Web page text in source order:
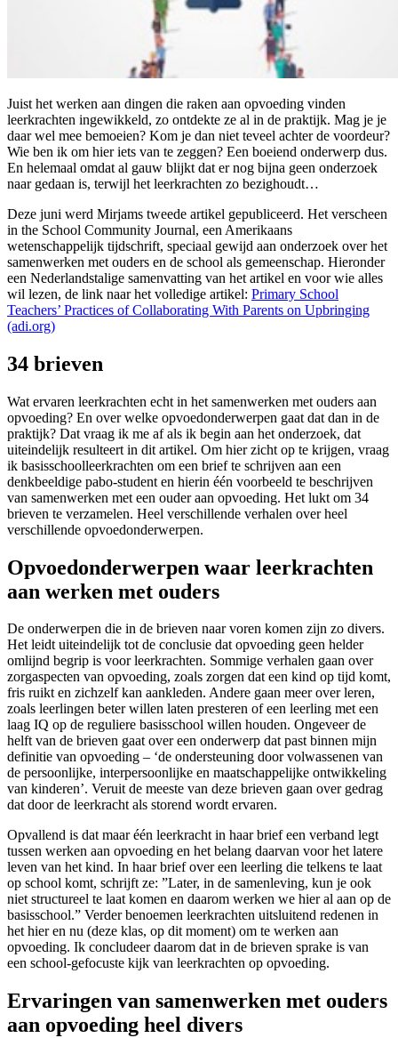
Juist het werken aan dingen die raken aan opvoeding vinden
leerkrachten ingewikkeld, zo ontdekte ze al in de praktijk. Mag je je
daar wel mee bemoeien? Kom je dan niet teveel achter de voordeur?
Wie ben ik om hier iets van te zeggen? Een boeiend onderwerp dus.
En helemaal omdat al gauw blijkt dat er nog bijna geen onderzoek
naar gedaan is, terwijl het leerkrachten zo bezighoudt…
Deze juni werd Mirjams tweede artikel gepubliceerd. Het verscheen
in the School Community Journal, een Amerikaans
wetenschappelijk tijdschrift, speciaal gewijd aan onderzoek over het
samenwerken met ouders en de school als gemeenschap. Hieronder
een Nederlandstalige samenvatting van het artikel en voor wie alles
wil lezen, de link naar het volledige artikel: Primary School
Teachers’ Practices of Collaborating With Parents on Upbringing
(adi.org)
34 brieven
Wat ervaren leerkrachten echt in het samenwerken met ouders aan
opvoeding? En over welke opvoedonderwerpen gaat dat dan in de
praktijk? Dat vraag ik me af als ik begin aan het onderzoek, dat
uiteindelijk resulteert in dit artikel. Om hier zicht op te krijgen, vraag
ik basisschoolleerkrachten om een brief te schrijven aan een
denkbeeldige pabo-student en hierin één voorbeeld te beschrijven
van samenwerken met een ouder aan opvoeding. Het lukt om 34
brieven te verzamelen. Heel verschillende verhalen over heel
verschillende opvoedonderwerpen.
Opvoedonderwerpen waar leerkrachten
aan werken met ouders
De onderwerpen die in de brieven naar voren komen zijn zo divers.
Het leidt uiteindelijk tot de conclusie dat opvoeding geen helder
omlijnd begrip is voor leerkrachten. Sommige verhalen gaan over
zorgaspecten van opvoeding, zoals zorgen dat een kind op tijd komt,
fris ruikt en zichzelf kan aankleden. Andere gaan meer over leren,
zoals leerlingen beter willen laten presteren of een leerling met een
laag IQ op de reguliere basisschool willen houden. Ongeveer de
helft van de brieven gaat over een onderwerp dat past binnen mijn
definitie van opvoeding – ‘de ondersteuning door volwassenen van
de persoonlijke, interpersoonlijke en maatschappelijke ontwikkeling
van kinderen’. Veruit de meeste van deze brieven gaan over gedrag
dat door de leerkracht als storend wordt ervaren.
Opvallend is dat maar één leerkracht in haar brief een verband legt
tussen werken aan opvoeding en het belang daarvan voor het latere
leven van het kind. In haar brief over een leerling die telkens te laat
op school komt, schrijft ze: ”Later, in de samenleving, kun je ook
niet structureel te laat komen en daarom werken we hier al aan op de
basisschool.” Verder benoemen leerkrachten uitsluitend redenen in
het hier en nu (deze klas, op dit moment) om te werken aan
opvoeding. Ik concludeer daarom dat in de brieven sprake is van
een school-gefocuste kijk van leerkrachten op opvoeding.
Ervaringen van samenwerken met ouders
aan opvoeding heel divers